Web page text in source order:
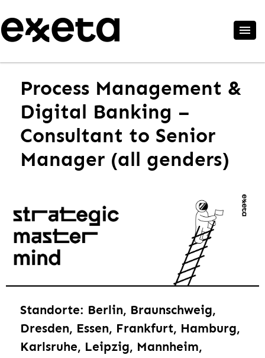
Process Management &
Digital Banking –
Consultant to Senior
Manager (all genders)
Standorte: Berlin, Braunschweig,
Dresden, Essen, Frankfurt, Hamburg,
Karlsruhe, Leipzig, Mannheim,